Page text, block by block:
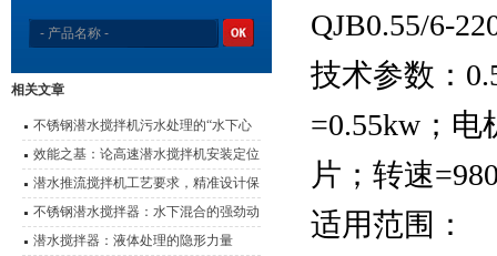
相关文章
不锈钢潜水搅拌机污水处理的“水下心
脏”
效能之基：论高速潜水搅拌机安装定位
的科学要诀
潜水推流搅拌机工艺要求，精准设计保
障水处理效能
不锈钢潜水搅拌器：水下混合的强劲动
力
潜水搅拌器：液体处理的隐形力量
QJB0.55/6-
技术参数：
=0.55kw；电
片；转速
适用范围：